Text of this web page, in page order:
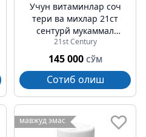
Учун витаминлар соч
тери ва михлар 21ст
cентурй мукаммал
формула планшет №50
21st Century
145 000 СЎМ
Сотиб олиш
мавжуд эмас